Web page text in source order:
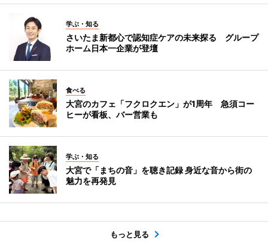
学ぶ・知る
さいたま新都心で認知症ケアの未来探る グループ
ホーム日本一企業が登壇
食べる
大宮のカフェ「フクロクエン」が1周年 急須コー
ヒーが看板、バー営業も
学ぶ・知る
大宮で「まちの音」を聴き記録 身近な音から街の
魅力を再発見
もっと見る